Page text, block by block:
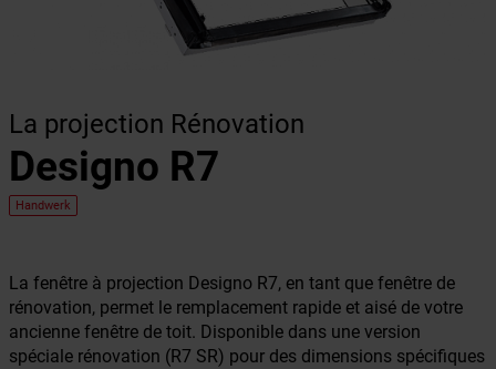
La projection Rénovation
Designo R7
Handwerk
La fenêtre à projection Designo R7, en tant que fenêtre de
rénovation, permet le remplacement rapide et aisé de votre
ancienne fenêtre de toit. Disponible dans une version
spéciale rénovation (R7 SR) pour des dimensions spécifiques